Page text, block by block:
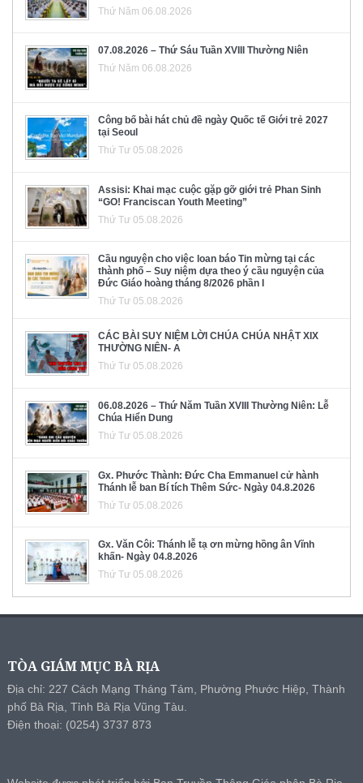
Thứ Năm 06.08.2026
07.08.2026 – Thứ Sáu Tuần XVIII Thường Niên
Thứ Năm 06.08.2026
Công bố bài hát chủ đề ngày Quốc tế Giới trẻ 2027
tại Seoul
Thứ Tư 05.08.2026
Assisi: Khai mạc cuộc gặp gỡ giới trẻ Phan Sinh
“GO! Franciscan Youth Meeting”
Thứ Tư 05.08.2026
Cầu nguyện cho việc loan báo Tin mừng tại các
thành phố – Suy niệm dựa theo ý cầu nguyện của
Đức Giáo hoàng tháng 8/2026 phần I
Thứ Tư 05.08.2026
CÁC BÀI SUY NIỆM LỜI CHÚA CHÚA NHẬT XIX
THƯỜNG NIÊN- A
Thứ Tư 05.08.2026
06.08.2026 – Thứ Năm Tuần XVIII Thường Niên: Lễ
Chúa Hiển Dung
Thứ Tư 05.08.2026
Gx. Phước Thành: Đức Cha Emmanuel cử hành
Thánh lễ ban Bí tích Thêm Sức- Ngày 04.8.2026
Thứ Tư 05.08.2026
Gx. Văn Côi: Thánh lễ tạ ơn mừng hồng ân Vĩnh
khấn- Ngày 04.8.2026
Thứ Tư 05.08.2026
TÒA GIÁM MỤC BÀ RỊA
Địa chỉ: 227 Cách Mạng Tháng Tám, Phường Phước Hiệp, Thành
phố Bà Rịa, Tỉnh Bà Rịa Vũng Tàu.
Điện thoại: (0254) 3737 873